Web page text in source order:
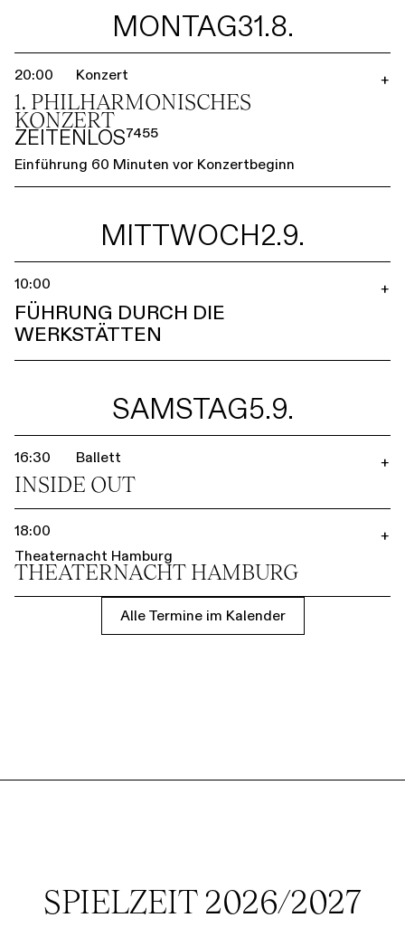
MONTAG31.8.
20:00 Konzert
1. PHILHARMO­NISCHES
KONZERT
ZEITENLOS⁷⁴⁵⁵
Einführung 60 Minuten vor Konzertbeginn
+
MITTWOCH2.9.
10:00
FÜHRUNG DURCH DIE
WERKSTÄTTEN
+
SAMSTAG5.9.
16:30 Ballett
INSIDE OUT
+
18:00
Theaternacht Hamburg
THEATER­NACHT HAMBURG
+
Alle Termine im Kalender
SPIELZEIT 2026/2027